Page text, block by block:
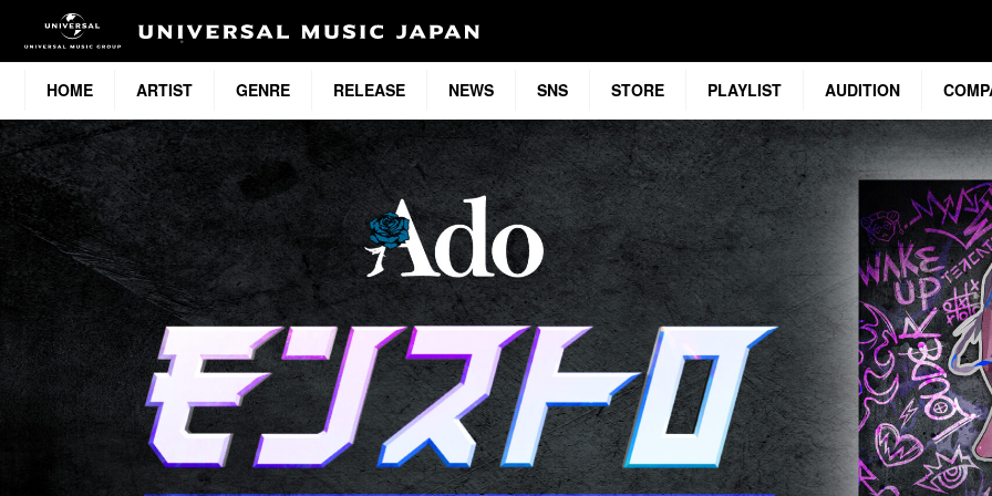
HOME ARTIST GENRE RELEASE NEWS SNS STORE PLAYLIST AUDITION